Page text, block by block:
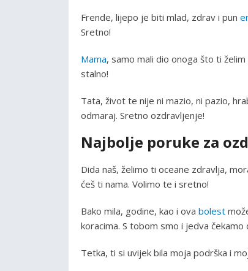
Frende, lijepo je biti mlad, zdrav i pun
Sretno!
Mama, samo mali dio onoga što ti
stalno!
Tata, život te nije ni mazio, ni pazio,
odmaraj. Sretno ozdravljenje!
Najbolje poruke za
Dida naš, želimo ti oceane zdravlja,
ćeš ti nama. Volimo te i sretno!
Bako mila, godine, kao i ova bolest
koracima. S tobom smo i jedva čekamo
Tetka, ti si uvijek bila moja podrška i